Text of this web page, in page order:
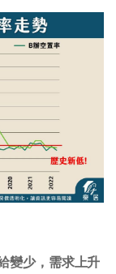
變少，需求上升